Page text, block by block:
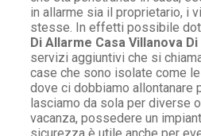
in allarme sia il proprietario, i
stesse. In effetti possibile
Di Allarme Casa Villanova Di
servizi aggiuntivi che si
case che sono isolate come
dove ci dobbiamo allontanare
lasciamo da sola per diverse
vacanza, possedere un
sicurezza è utile anche per